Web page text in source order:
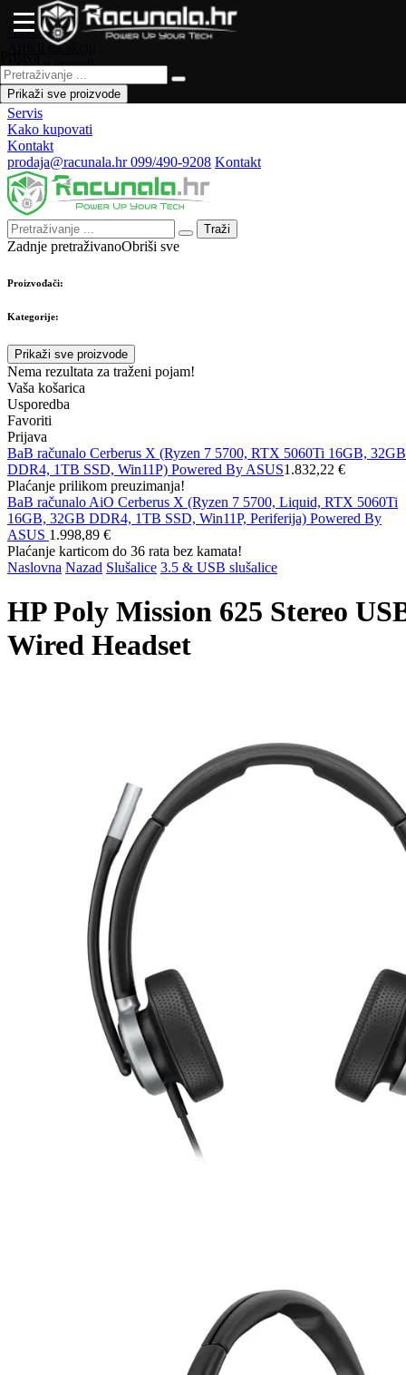
Naslovna
Artikli na akciji
Novo u ponudi
Česta pitanja
Forum
Servis
Kako kupovati
Kontakt
prodaja@racunala.hr099/490-9208 Kontakt
Traži
Zadnje pretraživanoObriši sve
Proizvođači:
Kategorije:
Prikaži sve proizvode
Nema rezultata za traženi pojam!
Vaša košarica
Usporedba
Favoriti
Prijava
Prikaži sve proizvode
BaB računalo Cerberus X (Ryzen 7 5700, RTX 5060Ti 16GB, 32GB
DDR4, 1TB SSD, Win11P) Powered By ASUS1.832,22 €
Plaćanje prilikom preuzimanja!
BaB računalo AiO Cerberus X (Ryzen 7 5700, Liquid, RTX 5060Ti
16GB, 32GB DDR4, 1TB SSD, Win11P, Periferija) Powered By
ASUS 1.998,89 €
Plaćanje karticom do 36 rata bez kamata!
Naslovna Nazad Slušalice 3.5 & USB slušalice
HP Poly Mission 625 Stereo
Wired Headset